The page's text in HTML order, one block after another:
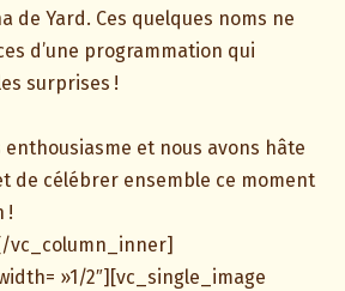
de Yard. Ces quelques noms ne
d’une programmation qui
surprises !
enthousiasme et nous avons hâte
de célébrer ensemble ce moment
!
»1/2″][vc_single_image